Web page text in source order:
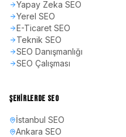
Yapay Zeka SEO
Yerel SEO
E-Ticaret SEO
Teknik SEO
SEO Danışmanlığı
SEO Çalışması
ŞEHIRLERDE SEO
İstanbul SEO
Ankara SEO